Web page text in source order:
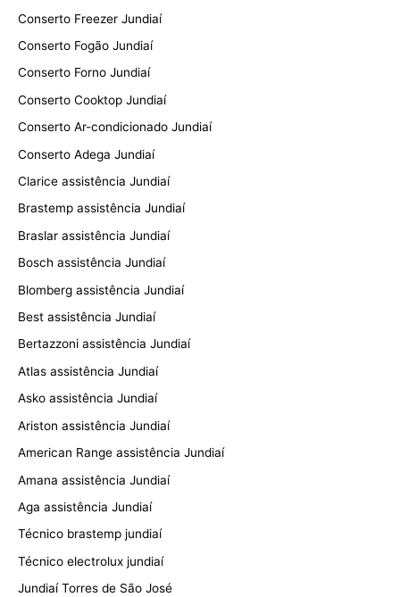
Conserto Freezer Jundiaí
Conserto Fogão Jundiaí
Conserto Forno Jundiaí
Conserto Cooktop Jundiaí
Conserto Ar-condicionado Jundiaí
Conserto Adega Jundiaí
Clarice assistência Jundiaí
Brastemp assistência Jundiaí
Braslar assistência Jundiaí
Bosch assistência Jundiaí
Blomberg assistência Jundiaí
Best assistência Jundiaí
Bertazzoni assistência Jundiaí
Atlas assistência Jundiaí
Asko assistência Jundiaí
Ariston assistência Jundiaí
American Range assistência Jundiaí
Amana assistência Jundiaí
Aga assistência Jundiaí
Técnico brastemp jundiaí
Técnico electrolux jundiaí
Jundiaí Torres de São José